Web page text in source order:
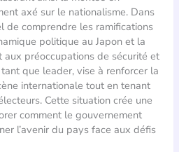
axé sur le nationalisme. Dans
de comprendre les ramifications
politique au Japon et la
préoccupations de sécurité et
que leader, vise à renforcer la
internationale tout en tenant
Cette situation crée une
comment le gouvernement
l’avenir du pays face aux défis